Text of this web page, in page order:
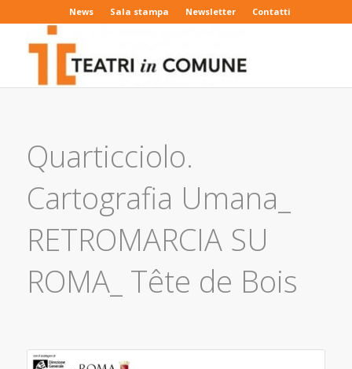
News Sala stampa Newsletter Contatti
Quarticciolo.
Cartografia Umana_
RETROMARCIA SU
ROMA_ Tête de Bois